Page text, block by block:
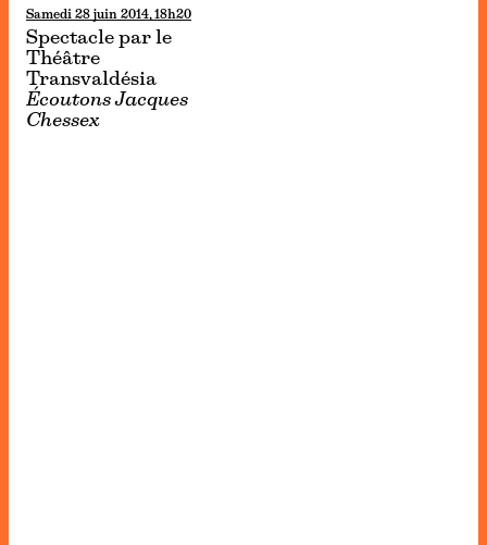
Samedi 28 juin 2014, 18h20
Spectacle par le
Théâtre
Transvaldésia
Écoutons Jacques
Chessex